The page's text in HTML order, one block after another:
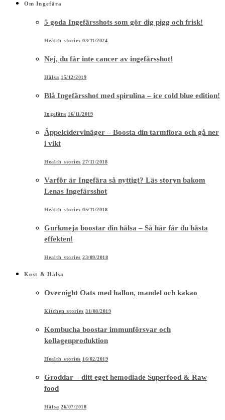
Om Ingefära
5 goda Ingefärsshots som gör dig pigg och frisk!
Health stories 03/11/2024
Nej, du får inte cancer av ingefärsshot!
Hälsa 15/12/2019
Blå Ingefärsshot med spirulina – ice cold blue edition!
Ingefära 16/11/2019
Äppelcidervinäger – Boosta din tarmflora och gå ner
i vikt
Health stories 27/11/2018
Varför är Ingefära så nyttigt? Läs storyn bakom
Lenas Ingefärsshot
Health stories 05/11/2018
Gurkmeja boostar din hälsa – Så här får du bästa
effekten!
Health stories 23/09/2018
Kost & Hälsa
Overnight Oats med hallon, mandel och kakao
Kitchen stories 31/08/2019
Kombucha boostar immunförsvar och
kollagenproduktion
Health stories 16/02/2019
Groddar – ditt eget hemodlade Superfood & Raw
food
Hälsa 26/07/2018